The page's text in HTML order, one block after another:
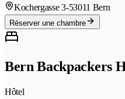
Kochergasse 3-53011 Bern
Réserver une chambre
Bern Backpackers
Hôtel